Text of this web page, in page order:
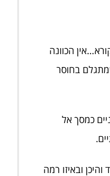
הכוונה
בחוסר
כמסך אל
ובאיזו רמה